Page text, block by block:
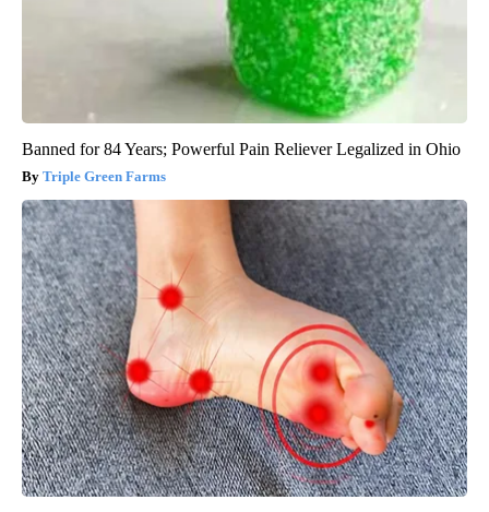
Banned for 84 Years; Powerful Pain Reliever Legalized in Ohio
Triple Green Farms